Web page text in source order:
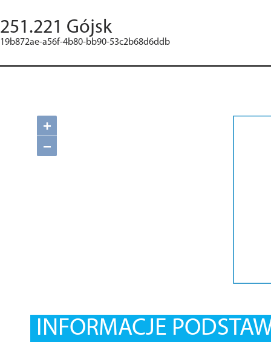
251.221 Gójsk
19b872ae-a56f-4b80-bb90-53c2b68d6ddb
+
−
INFORMACJE